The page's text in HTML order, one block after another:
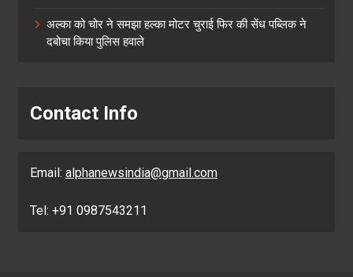
अल्का को चोर ने समझा हल्का मोटर चुराई फिर की सेंध पब्लिक ने
दबोचा किया पुलिस हवाले
Contact Info
Email: alphanewsindia@gmail.com
Tel: +91 0987543211